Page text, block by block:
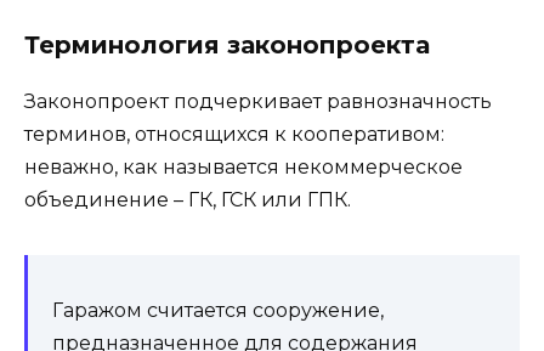
Терминология законопроекта
Законопроект подчеркивает равнозначность
терминов, относящихся к кооперативом:
неважно, как называется некоммерческое
объединение – ГК, ГСК или ГПК.
Гаражом считается сооружение,
предназначенное для содержания